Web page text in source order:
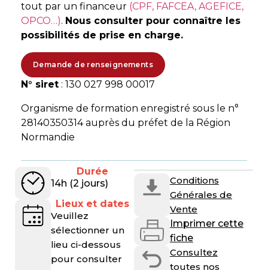
tout par un financeur (CPF, FAFCEA, AGEFICE,
OPCO…). Nous consulter pour connaître les
possibilités de prise en charge.
Demande de renseignements
N° siret : 130 027 998 00017
Organisme de formation enregistré sous le n°
28140350314 auprès du préfet de la Région
Normandie
Durée
14h (2 jours)
Lieux et dates
Veuillez
sélectionner un
lieu ci-dessous
pour consulter
Conditions
Générales de
Vente
Imprimer cette
fiche
Consultez
toutes nos